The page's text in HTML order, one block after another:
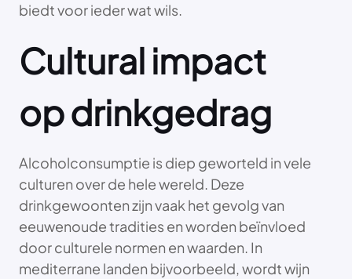
biedt voor ieder wat wils.
Cultural impact
op drinkgedrag
Alcoholconsumptie is diep geworteld in vele
culturen over de hele wereld. Deze
drinkgewoonten zijn vaak het gevolg van
eeuwenoude tradities en worden beïnvloed
door culturele normen en waarden. In
mediterrane landen bijvoorbeeld, wordt wijn